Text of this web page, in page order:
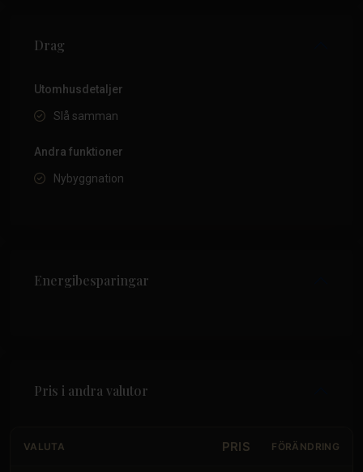
Drag
Utomhusdetaljer
Slå samman
Andra funktioner
Nybyggnation
Energibesparingar
Pris i andra valutor
VALUTA PRIS FÖRÄNDRING